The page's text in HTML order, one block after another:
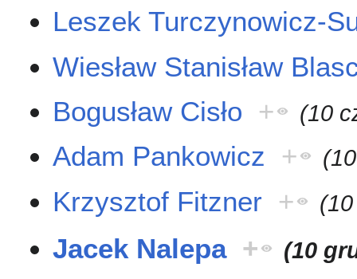
Leszek Turczynowicz-
Wiesław Stanisław
Bogusław Cisło + (10
Adam Pankowicz +
Krzysztof Fitzner +
Jacek Nalepa + (10